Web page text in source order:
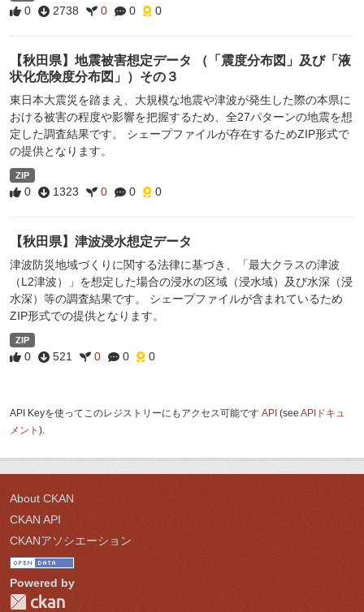
0 2738 0 0 0
【秋田県】地震被害想定データ （「震度分布図」及び「液
状化危険度分布図」）その３
東日本大震災を踏まえ、大規模な地震や津波が発生した際の本県に
おける被害の程度や影響を把握するため、全27パターンの地震を想
定した調査結果です。 シェープファイルが存在するためZIP形式で
の提供となります。
ZIP
0 1323 0 0 0
【秋田県】津波浸水想定データ
津波防災地域づくりに関する法律に基づき、「最大クラスの津波
（L2津波）」を想定した場合の浸水の区域（浸水域）及び水深（浸
水深）等の調査結果です。 シェープファイルが含まれているため
ZIP形式での提供となります。
ZIP
0 521 0 0 0
API Keyを使ってこのレジストリーにもアクセス可能です API (see APIドキュ
メント ).
About CKAN
CKAN API
CKANアソシエーション
Powered by